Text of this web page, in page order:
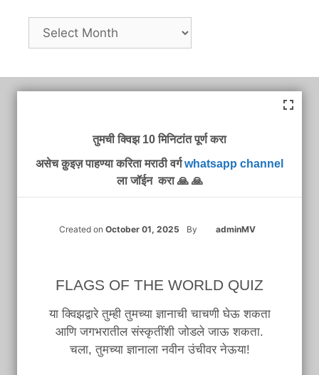
Archives
तुमची क्विझ 10 मिनिटांत पूर्ण करा
असेच क़ुइज़ पाहण्या करिता मराठी वर्गwhatsapp channel
ला जॉईन करा 🙏 🙏
Created on October 01, 2025 By adminMV
FLAGS OF THE WORLD QUIZ
या क्विझद्वारे तुम्ही तुमच्या ज्ञानाची चाचणी घेऊ शकता
आणि जगभरातील संस्कृतींशी जोडले जाऊ शकता.
चला, तुमच्या ज्ञानाला नवीन उंचीवर नेऊया!